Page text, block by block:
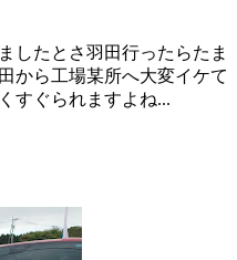
したとさ羽田行ったらたま
から工場某所へ大変イケて
すぐられますよね...